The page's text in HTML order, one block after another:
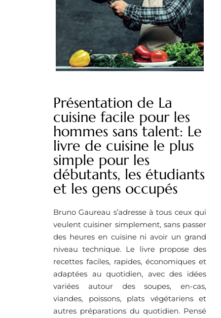
Présentation de La
cuisine facile pour les
hommes sans talent: Le
livre de cuisine le plus
simple pour les
débutants, les étudiants
et les gens occupés
Bruno Gaureau s’adresse à tous ceux qui
veulent cuisiner simplement, sans passer
des heures en cuisine ni avoir un grand
niveau technique. Le livre propose des
recettes faciles, rapides, économiques et
adaptées au quotidien, avec des idées
variées autour des soupes, en-cas,
viandes, poissons, plats végétariens et
autres préparations du quotidien. Pensé